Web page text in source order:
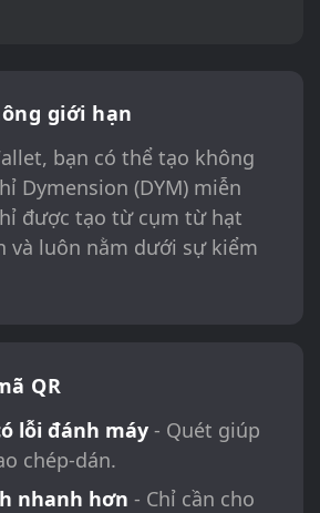
giới hạn
bạn có thể tạo không
Dymension (DYM) miễn
được tạo từ cụm từ hạt
và luôn nằm dưới sự kiểm
QR
lỗi đánh máy- Quét giúp
chép-dán.
nhanh hơn - Chỉ cần cho